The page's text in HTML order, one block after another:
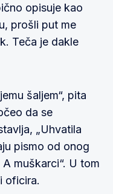
opisuje kao
prošli put me
Teča je dakle
šaljem“, pita
da se
„Uhvatila
pismo od onog
muškarci“. U tom
oficira.